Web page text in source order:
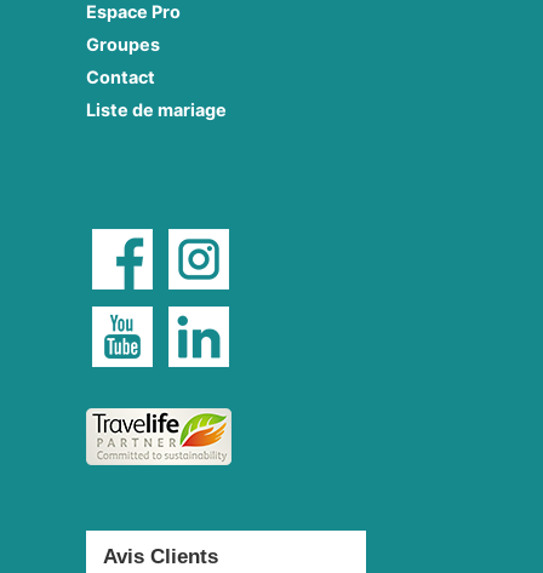
Espace Pro
Groupes
Contact
Liste de mariage
Avis Clients